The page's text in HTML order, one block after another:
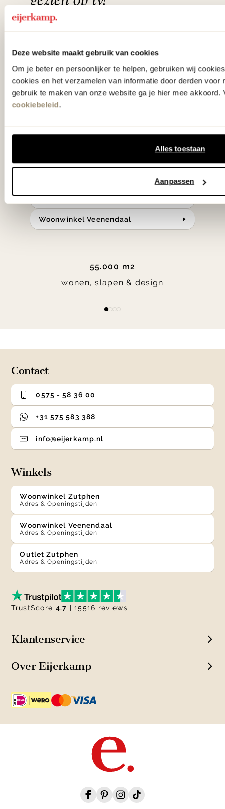
Deze website maakt gebruik van cookies
Om je beter en persoonlijker te helpen, gebruiken wij
cookies en het verzamelen van informatie door derden voor
gebruik te maken van onze website ga je hier mee akkoord.
cookiebeleid.
Alles toestaan
Aanpassen
hebben met liefde de mooiste woon-,
slaap- en designcollecties
samengesteld met de mooiste
klassiekers en de nieuwste ontwerpen
Bekijk onze openingstijden en
bereken je route.
Woonwinkel Zutphen
Woonwinkel Veenendaal
55.000 m2
wonen, slapen & design
Contact
0575 - 58 36 00
+31 575 583 388
info@eijerkamp.nl
Winkels
Woonwinkel Zutphen
Adres & Openingstijden
Woonwinkel Veenendaal
Adres & Openingstijden
Outlet Zutphen
Adres & Openingstijden
Klantenservice
Over Eijerkamp
TrustScore 4.7 | 15516 reviews